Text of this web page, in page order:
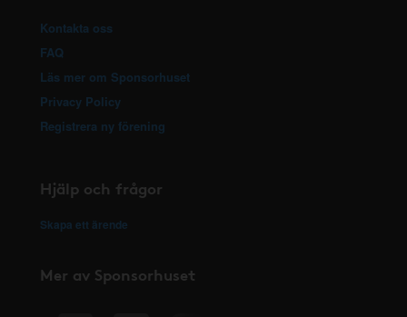
Kontakta oss
FAQ
Läs mer om Sponsorhuset
Privacy Policy
Registrera ny förening
Hjälp och frågor
Skapa ett ärende
Mer av Sponsorhuset